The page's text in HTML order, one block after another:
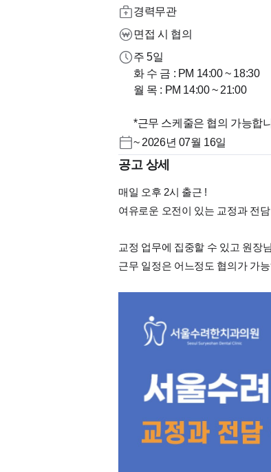
경력무관
면접 시 협의
주 5일
화 수 금 : PM 14:00 ~ 18:30
월 목 : PM 14:00 ~ 21:00
*근무 스케줄은 협의 가능합
~ 2026년 07월 16일
공고 상세
매일 오후 2시 출근 !
여유로운 오전이 있는 교정과 전
교정 업무에 집중할 수 있고 원장
근무 일정은 어느정도 협의가 가